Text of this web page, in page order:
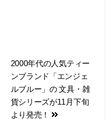
2000年代の人気ティー
ンブランド「エンジェ
ルブルー」の 文具・雑
貨シリーズが11月下旬
より発売！